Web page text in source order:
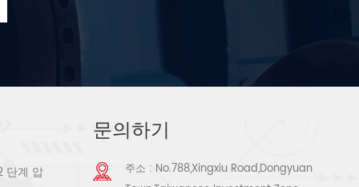
단계 압
문의하기
주소 : No.788,Xingxiu Road,Dongyuan